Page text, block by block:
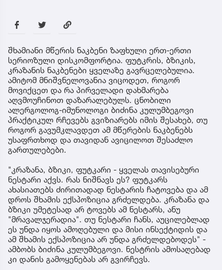
შხამიანი მწერის ნაკბენი ზაფხული ერთ-ერთი
სერიოზული დისკომფორტია. ფუტკრის, ბზიკის,
კრაზანის ნაკბენები ყველაზე გავრცელებულია.
ამიტომ მნიშვნელოვანია ვიცოდეთ, როგორ
მოვიქცეთ და რა პირველადი დახმარება
აღვმოუჩინოთ დაზარალებულს. ცნობილი
ალერგოლოგ-იმუნოლოგი ბიძინა კულუმბეგოვი
პრაქტიკულ რჩევებს გვიზიარებს იმის შესახებ, თუ
როგორ გავუმკლავდეთ ამ მწერების ნაკბენებს
უსაფრთხოდ და თავიდან ავიცილოთ შესაძლო
გართულებები.
"კრაზანა, ბზიკი, ფუტკარი - ყველას თავისებური
ნესტარი აქვს. რას ნიშნავს ეს? ფუტკარს
ახასიათებს ძირითადად ნესტარის ჩატოვება და ამ
დროს შხამის ექსპოზიცია გრძელდება. კრაზანა და
ბზიკი უმეტესად არ ტოვებს ამ ნესტარს, ანუ
"მრავალჯერადია". თუ ნესტარი ჩანს, აუცილებლად
ეს უნდა იყოს ამოღებული და მისი ინსექტიდის და
ამ შხამის ექსპოზიცია არ უნდა გრძელდებოდეს" -
ამბობს ბიძინა კულუმბეგოვი. ნესტრის ამოსაღებად
კი დანის გამოყენებას არ გვირჩევს.